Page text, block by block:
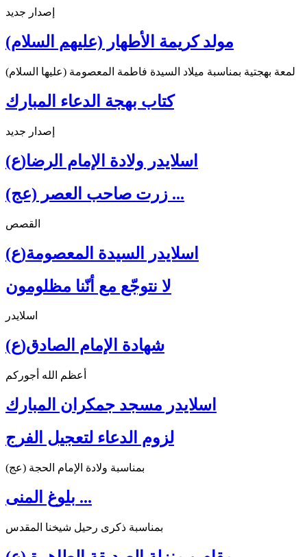
إصدار جديد
مولد كريمة الأطهار (عليهم السلام)
لمعة بهجتية بمناسبة ميلاد السيدة فاطمة المعصومة (عليها السلام)
كتاب بهجة الدعاء المبارك
إصدار جديد
اسلايدر ولادة الإمام الرضا(ع)
زرت صاحب العصر (عج) ...
القصص
اسلايدر السيدة المعصومة(ع)
لا نتوجّع مع أنّنا مظلومون
اسلايدر
شهادة الإمام الصادق(ع)
أعظم الله أجوركم
اسلايدر مسجد جمكران المبارك
لزوم الدعاء لتعجيل الفرج
بمناسبة ولادة الإمام الحجة (عج)
بلوغ المنى ...
بمناسبة ذكرى رحيل شيخنا المقدس